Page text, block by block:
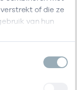
of die ze
van hun
21210075
53530042